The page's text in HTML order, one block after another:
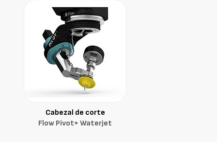
Cabezal de corte
Flow Pivot+ Waterjet